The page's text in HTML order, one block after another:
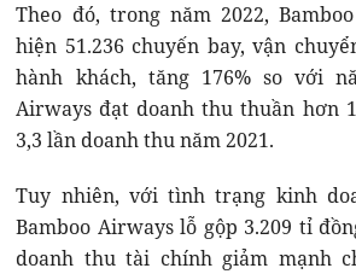
Theo đó, trong năm 2022,
hiện 51.236 chuyến bay, vận
hành khách, tăng 176% so với
Airways đạt doanh thu thuần hơn
3,3 lần doanh thu năm 2021.
Tuy nhiên, với tình trạng kinh
Bamboo Airways lỗ gộp 3.209 tỉ
doanh thu tài chính giảm mạnh